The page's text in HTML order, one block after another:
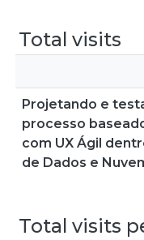
Total visits
Projetando e
processo
com UX Ágil
de Dados e
Total visits